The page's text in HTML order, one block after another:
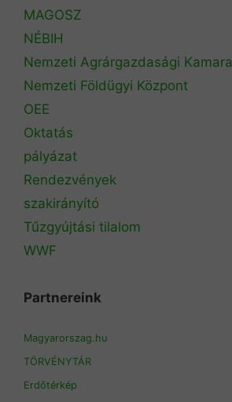
MAGOSZ
NÉBIH
Nemzeti Agrárgazdasági Kamara
Nemzeti Földügyi Központ
OEE
Oktatás
pályázat
Rendezvények
szakirányító
Tűzgyújtási tilalom
WWF
Partnereink
Magyarorszag.hu
TÖRVÉNYTÁR
Erdőtérkép